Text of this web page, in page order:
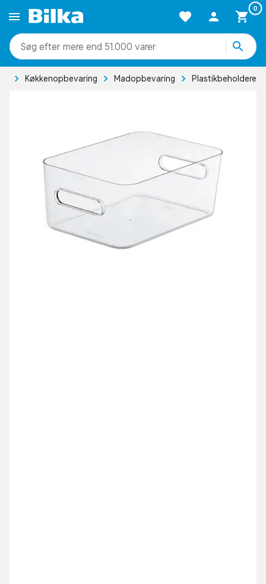
0
mere end 51.000 varer
Køkkenopbevaring Madopbevaring Plastikbeholdere